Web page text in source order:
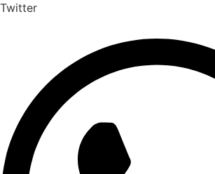
Twitter